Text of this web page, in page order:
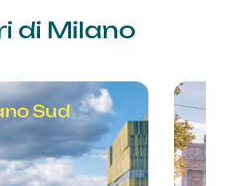
di Milano
Sud